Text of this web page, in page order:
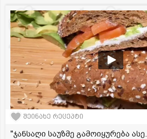
შეინახე რეცეპტი
"ჯანსაღი საუზმე გამოიყურება